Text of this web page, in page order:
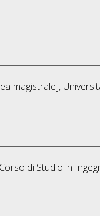
magistrale],
di Studio in